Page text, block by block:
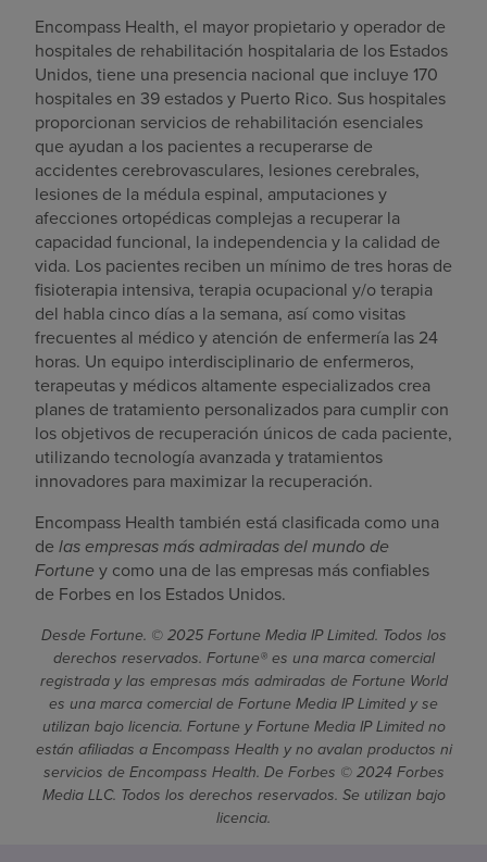
Encompass Health, el mayor propietario y operador de
hospitales de rehabilitación hospitalaria de los Estados
Unidos, tiene una presencia nacional que incluye 170
hospitales en 39 estados y Puerto Rico. Sus hospitales
proporcionan servicios de rehabilitación esenciales
que ayudan a los pacientes a recuperarse de
accidentes cerebrovasculares, lesiones cerebrales,
lesiones de la médula espinal, amputaciones y
afecciones ortopédicas complejas a recuperar la
capacidad funcional, la independencia y la calidad de
vida. Los pacientes reciben un mínimo de tres horas de
fisioterapia intensiva, terapia ocupacional y/o terapia
del habla cinco días a la semana, así como visitas
frecuentes al médico y atención de enfermería las 24
horas. Un equipo interdisciplinario de enfermeros,
terapeutas y médicos altamente especializados crea
planes de tratamiento personalizados para cumplir con
los objetivos de recuperación únicos de cada paciente,
utilizando tecnología avanzada y tratamientos
innovadores para maximizar la recuperación.
Encompass Health también está clasificada como una
de las empresas más admiradas del mundo de
Fortune y como una de las empresas más confiables
de Forbes en los Estados Unidos.
Desde Fortune. © 2025 Fortune Media IP Limited. Todos los
derechos reservados. Fortune® es una marca comercial
registrada y las empresas más admiradas de Fortune World
es una marca comercial de Fortune Media IP Limited y se
utilizan bajo licencia. Fortune y Fortune Media IP Limited no
están afiliadas a Encompass Health y no avalan productos ni
servicios de Encompass Health. De Forbes © 2024 Forbes
Media LLC. Todos los derechos reservados. Se utilizan bajo
licencia.